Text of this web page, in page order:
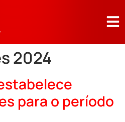
2024
para o período